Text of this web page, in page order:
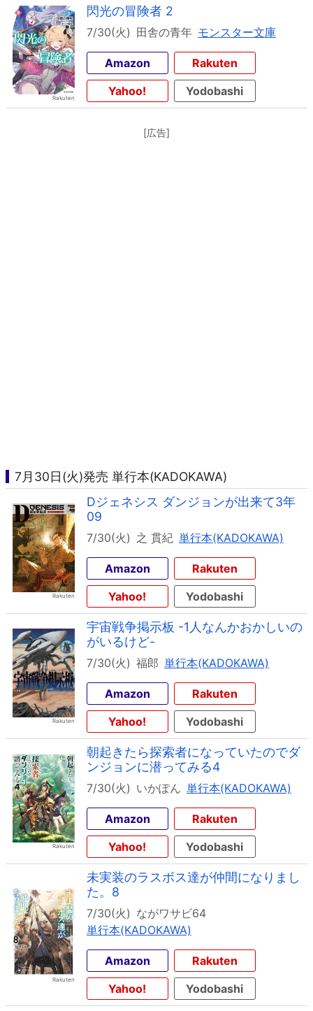
閃光の冒険者 2
7/30(火) 田舎の青年 モンスター文庫
Amazon
Rakuten
Yahoo!
Yodobashi
[広告]
7月30日(火)発売 単行本(KADOKAWA)
Dジェネシス ダンジョンが出来て3年
09
7/30(火) 之 貫紀 単行本(KADOKAWA)
Amazon
Rakuten
Yahoo!
Yodobashi
宇宙戦争掲示板 -1人なんかおかしいの
がいるけど-
7/30(火) 福郎 単行本(KADOKAWA)
Amazon
Rakuten
Yahoo!
Yodobashi
朝起きたら探索者になっていたのでダ
ンジョンに潜ってみる4
7/30(火) いかぽん 単行本(KADOKAWA)
Amazon
Rakuten
Yahoo!
Yodobashi
未実装のラスボス達が仲間になりまし
た。8
7/30(火) ながワサビ64
単行本(KADOKAWA)
Amazon
Rakuten
Yahoo!
Yodobashi